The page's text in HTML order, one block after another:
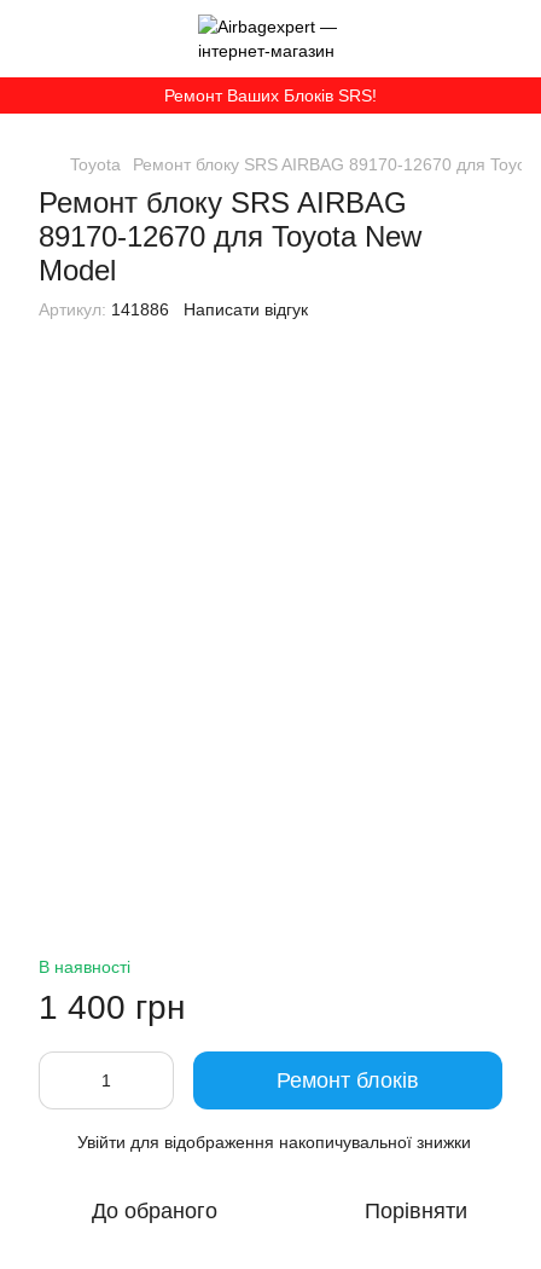
Ремонт Ваших Блоків SRS!
Toyota Ремонт блоку SRS AIRBAG 89170-12670 для
Ремонт блоку SRS AIRBAG
89170-12670 для Toyota New
Model
Артикул: 141886 Написати відгук
В наявності
1 400 грн
Ремонт блоків
Увійти для відображення накопичувальної знижки
До обраного Порівняти